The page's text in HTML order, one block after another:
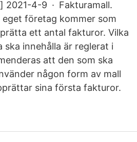
2021-4-9 · Fakturamall.
företag kommer som
ett antal fakturor. Vilka
innehålla är reglerat i
att den som ska
någon form av mall
sina första fakturor.